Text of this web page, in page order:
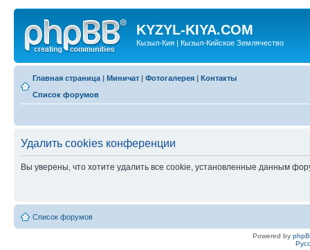
KYZYL-KIYA.COM
Кызыл-Кия | Кызыл-Кийское Землячество
Главная страница | Миничат | Фотогалерея | Контакты
Список форумов
Удалить cookies конференции
Вы уверены, что хотите удалить все cookie, установленные данным
Список форумов
Powered by